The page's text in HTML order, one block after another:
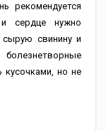
рекомендуется
сердце нужно
свинину и
кусочками, но не